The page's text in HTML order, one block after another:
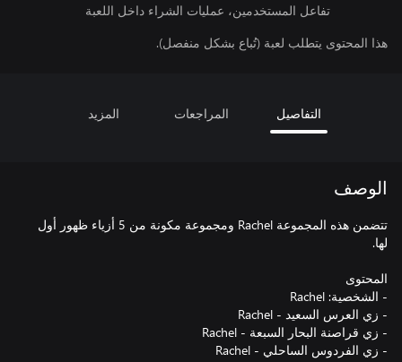
تفاعل المستخدمين، عمليات الشراء داخل اللعبة
هذا المحتوى يتطلب لعبة (تُباع بشكل منفصل).
التفاصيل المراجعات المزيد
الوصف
تتضمن هذه المجموعة Rachel ومجموعة مكونة من 5 أزياء ظهور أول